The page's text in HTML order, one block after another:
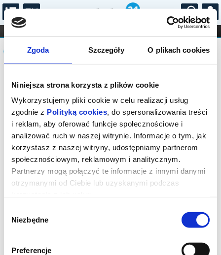
Zgoda Szczegóły O plikach cookies
Niniejsza strona korzysta z plików cookie
Wykorzystujemy pliki cookie w celu realizacji usług
zgodnie z Polityką cookies, do spersonalizowania treści
i reklam, aby oferować funkcje społecznościowe i
analizować ruch w naszej witrynie. Informacje o tym, jak
korzystasz z naszej witryny, udostępniamy partnerom
społecznościowym, reklamowym i analitycznym.
Partnerzy mogą połączyć te informacje z innymi danymi
otrzymanymi od Ciebie lub uzyskanymi podczas
zgody
Niezbędne
Preferencje
...
FILHARMONIA OPERA I BALET
STAND-UP
DLA DZIECI
Komunikat
Sprzedaż biletów on-line na wydarzenie
została zakończona.